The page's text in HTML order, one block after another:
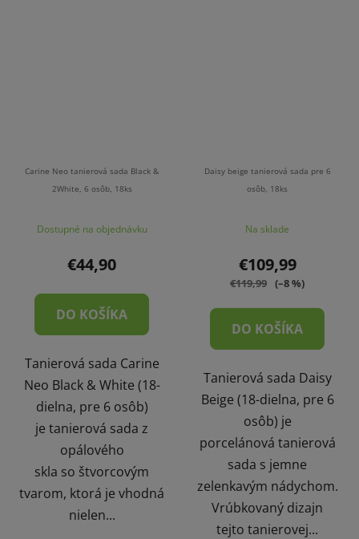
Carine Neo tanierová sada Black &
2White, 6 osôb, 18ks
Dostupné na objednávku
€44,90
DO KOŠÍKA
Tanierová sada Carine
Neo Black & White (18-
dielna, pre 6 osôb)
je tanierová sada z
opálového
skla so štvorcovým
tvarom, ktorá je vhodná
nielen...
Daisy beige tanierová sada pre 6
osôb, 18ks
Na sklade
€109,99
€119,99 (–8 %)
DO KOŠÍKA
Tanierová sada Daisy
Beige (18-dielna, pre 6
osôb) je
porcelánová tanierová
sada s jemne
zelenkavým nádychom.
Vrúbkovaný dizajn
tejto tanierovej...